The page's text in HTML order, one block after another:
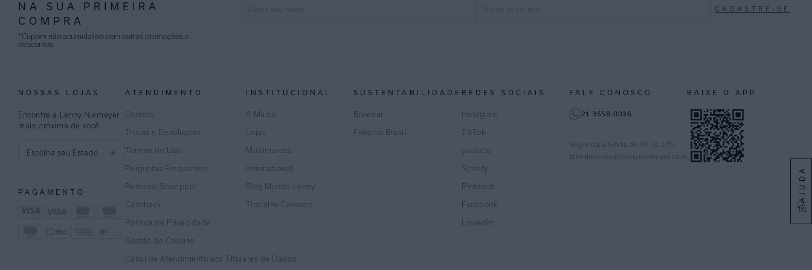
AJUDA
NA SUA PRIMEIRA
COMPRA
*Cupom não acumulativo com outras promoções e
descontos
CADASTRE-SE
NOSSAS LOJAS
Encontre a Lenny Niemeyer
mais próxima de você
Escolha seu Estado
PAGAMENTO
ATENDIMENTO
Contato
Trocas e Devoluções
Termos de Uso
Perguntas Frequentes
Personal Shoppper
Cashback
Política de Privacidade
Gestão de Cookies
Canal de Atendimento aos Títulares de Dados
INSTITUCIONAL
A Marca
Lojas
Multimarcas
International
Blog Mundo Lenny
Trabalhe Conosco
SUSTENTABILIDADE
Biowear
Feito no Brasil
REDES SOCIAIS
Instagram
TikTok
youtube
Spotify
Pinterest
Facebook
Linkedin
FALE CONOSCO
21 3558-0036
Segunda a Sexta de 9h às 17h
atendimento@lennyniemeyer.com
BAIXE O APP